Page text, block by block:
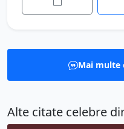
Mai multe
Alte citate celebre